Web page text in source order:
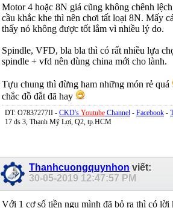
Motor 4 hoặc 8N giá cũng không chênh
cầu khắc khe thì nên chơi tất loại 8N. Mấy
thấy nó không được tốt lắm vì nhiều lý do.
Spindle, VFD, bla bla thì có rất nhiều lựa
spindle + vfd nên dùng china mới cho lành.
Tựu chung thì đừng ham những món rẻ quá
chắc đồ đắt đã hay
DT: O7837277II - CKD's Youtube Channel - Facebook -
17 ds 3, Thạnh Mỹ Lợi, Q2, tp.HCM
Thanhcuongquynhon viết:
30-05-2019 12:47:57 PM
Với 1 cơ số tiền ngu mình đã bỏ ra thì có lời